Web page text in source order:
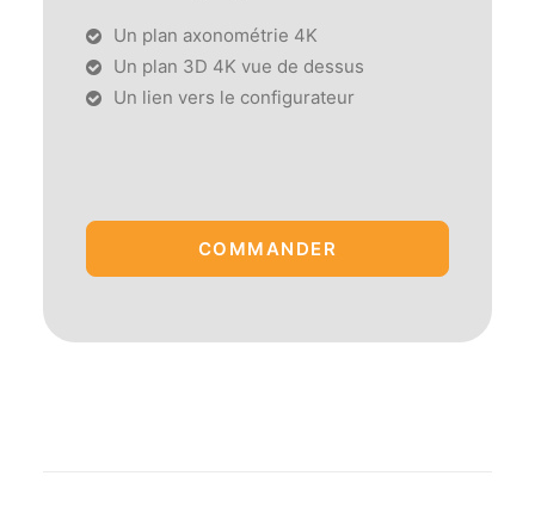
Un plan axonométrie 4K
Un plan 3D 4K vue de dessus
Un lien vers le configurateur
COMMANDER